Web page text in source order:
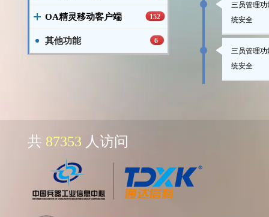
OA精灵移动客户端 152
其他功能 6
三员管理
统安全
三员管理
统安全
共 87353 人访问